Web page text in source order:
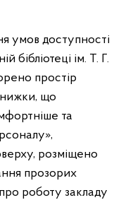
умов доступності
бібліотеці ім. Т. Г.
простір
що
та
розміщено
прозорих
роботу закладу